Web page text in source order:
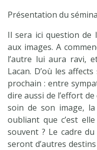
Présentation du
Il sera ici question de
aux images. A
l’autre lui aura ravi,
Lacan. D’où les
prochain : entre
dire aussi de l’effort
soin de son image,
oubliant que c’est
souvent ? Le cadre
seront d’autres